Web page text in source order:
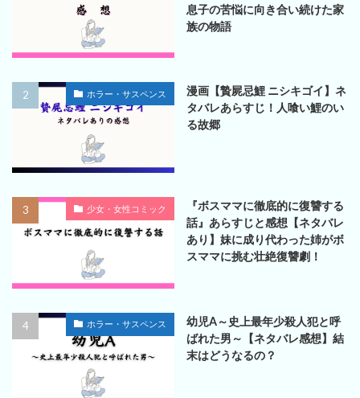
息子の苦悩に向き合い続けた家
族の物語
ホラー・サスペンス
漫画【贄屍忌鯉 ニシキゴイ】ネ
タバレあらすじ！人喰い鯉のい
る故郷
少女・女性コミック
『ボスママに徹底的に復讐する
話』あらすじと感想【ネタバレ
あり】妹に成り代わった姉がボ
スママに挑む壮絶復讐劇！
ホラー・サスペンス
幼児A～史上最年少殺人犯と呼
ばれた男～【ネタバレ感想】結
末はどうなるの？